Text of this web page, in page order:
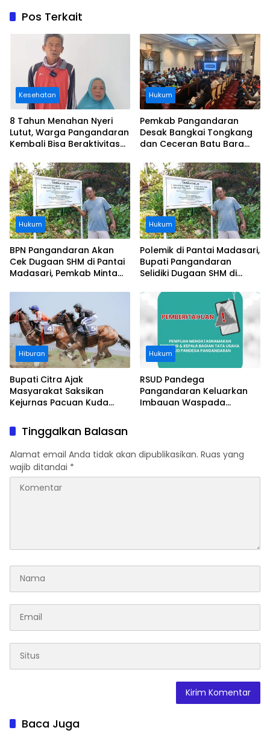
Pos Terkait
Kesehatan
8 Tahun Menahan Nyeri
Lutut, Warga Pangandaran
Kembali Bisa Beraktivitas
Ditanggung BPJS
Hukum
Pemkab Pangandaran
Desak Bangkai Tongkang
dan Ceceran Batu Bara
Buruknya Koordinasi
Perusahaan
Hukum
BPN Pangandaran Akan
Cek Dugaan SHM di Pantai
Madasari, Pemkab Minta
Hukum
Polemik di Pantai Madasari,
Bupati Pangandaran
Selidiki Dugaan SHM di
Pantai
Hiburan
Bupati Citra Ajak
Masyarakat Saksikan
Kejurnas Pacuan Kuda
Legokjawa
Hukum
RSUD Pandega
Pangandaran Keluarkan
Imbauan Waspada
Tinggalkan Balasan
Alamat email Anda tidak akan dipublikasikan. Ruas yang
wajib ditandai *
Baca Juga